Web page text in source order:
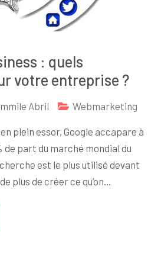
: quels
votre entreprise ?
Abril Webmarketing
plein essor, Google accapare à
de part du marché mondial du
est le plus utilisé devant
plus de créer ce qu’on…